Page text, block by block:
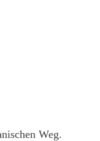
Weg.